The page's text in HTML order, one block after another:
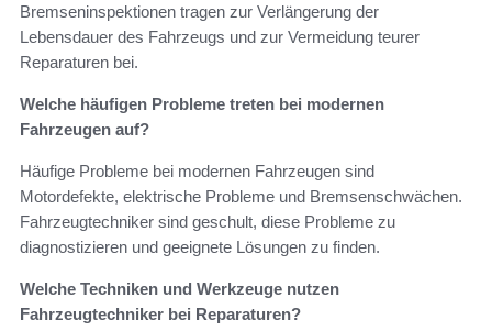
Bremseninspektionen tragen zur Verlängerung der
Lebensdauer des Fahrzeugs und zur Vermeidung teurer
Reparaturen bei.
Welche häufigen Probleme treten bei modernen
Fahrzeugen auf?
Häufige Probleme bei modernen Fahrzeugen sind
Motordefekte, elektrische Probleme und Bremsenschwächen.
Fahrzeugtechniker sind geschult, diese Probleme zu
diagnostizieren und geeignete Lösungen zu finden.
Welche Techniken und Werkzeuge nutzen
Fahrzeugtechniker bei Reparaturen?